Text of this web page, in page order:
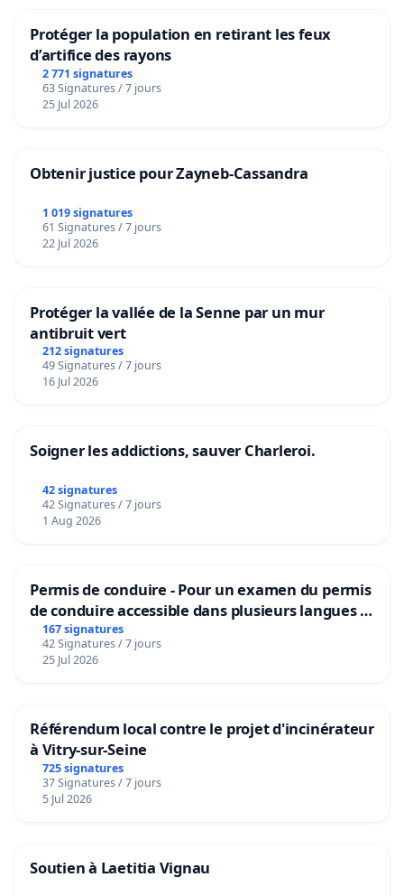
Protéger la population en retirant les feux
d’artifice des rayons
2 771 signatures
63 Signatures / 7 jours
25 Jul 2026
Obtenir justice pour Zayneb-Cassandra
1 019 signatures
61 Signatures / 7 jours
22 Jul 2026
Protéger la vallée de la Senne par un mur
antibruit vert
212 signatures
49 Signatures / 7 jours
16 Jul 2026
Soigner les addictions, sauver Charleroi.
42 signatures
42 Signatures / 7 jours
1 Aug 2026
Permis de conduire - Pour un examen du permis
de conduire accessible dans plusieurs langues à
Bruxelles
167 signatures
42 Signatures / 7 jours
25 Jul 2026
Référendum local contre le projet d'incinérateur
à Vitry-sur-Seine
725 signatures
37 Signatures / 7 jours
5 Jul 2026
Soutien à Laetitia Vignau